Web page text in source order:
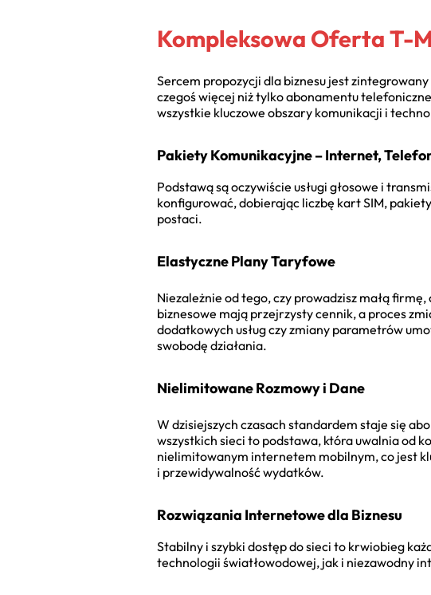
Kompleksowa Oferta T-
Sercem propozycji dla biznesu jest
czegoś więcej niż tylko abonamentu
wszystkie kluczowe obszary komunikacji i
Pakiety Komunikacyjne – Internet,
Podstawą są oczywiście usługi głosowe i
konfigurować, dobierając liczbę kart SIM,
postaci.
Elastyczne Plany Taryfowe
Niezależnie od tego, czy prowadzisz małą
biznesowe mają przejrzysty cennik, a proces
dodatkowych usług czy zmiany parametrów
swobodę działania.
Nielimitowane Rozmowy i Dane
W dzisiejszych czasach standardem staje się
wszystkich sieci to podstawa, która uwalnia od
nielimitowanym internetem mobilnym, co jest
i przewidywalność wydatków.
Rozwiązania Internetowe dla Biznesu
Stabilny i szybki dostęp do sieci to krwiobieg
technologii światłowodowej, jak i niezawodny